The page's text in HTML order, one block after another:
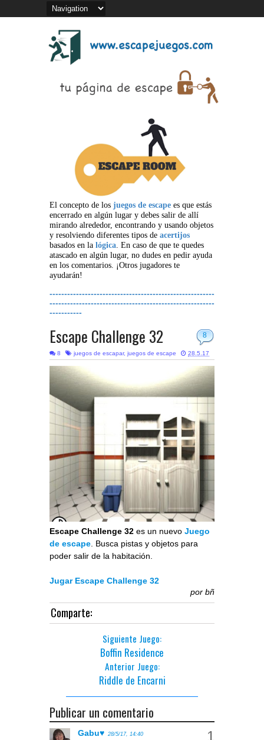
El concepto de los juegos de escape es que estás
encerrado en algún lugar y debes salir de allí
mirando alrededor, encontrando y usando objetos
y resolviendo diferentes tipos de acertijos
basados en la lógica. En caso de que te quedes
atascado en algún lugar, no dudes en pedir ayuda
en los comentarios. ¡Otros jugadores te
ayudarán!
--------------------------------------------------------
--------------------------------------------------------
-----------
8
Escape Challenge 32
8 juegos de escapar, juegos de escape 28.5.17
Escape Challenge 32 es un nuevo Juego
de escape . Busca pistas y objetos para
poder salir de la habitación.
Jugar Escape Challenge 32
por bñ
Comparte:
Siguiente Juego:
Boffin Residence
Anterior Juego:
Riddle de Encarni
Publicar un comentario
Gabu♥ 28/5/17, 14:40